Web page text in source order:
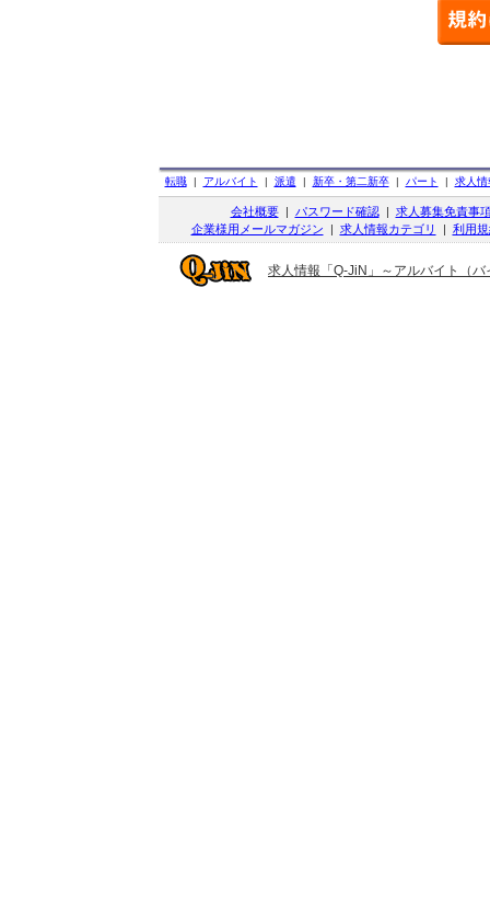
転職| アルバイト | 派遣 | 新卒・第二新卒| パート | 求人情
会社概要| パスワード確認| 求人募集免責事
企業様用メールマガジン | 求人情報カテゴリ | 利用
求人情報「Q-JiN」～アルバイト（